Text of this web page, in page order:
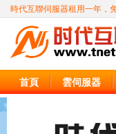
時代互聯伺服器租用一年，
首頁 雲伺服器